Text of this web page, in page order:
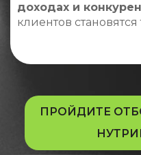
доходах и
клиентов
ПРОЙДИТЕ